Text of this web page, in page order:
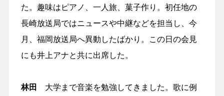
た。趣味はピアノ、一人旅、菓子作り。初任地の
長崎放送局ではニュースや中継などを担当し、今
月、福岡放送局へ異動したばかり。この日の会見
にも井上アナと共に出席した。
林田 大学まで音楽を勉強してきました。歌に例